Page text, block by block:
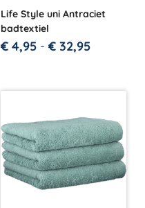
Life Style uni Antraciet
badtextiel
€ 4,95 - € 32,95